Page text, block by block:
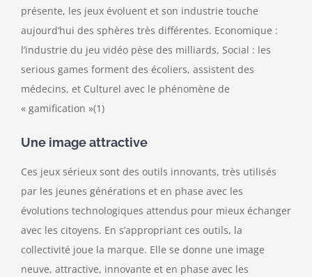
présente, les jeux évoluent et son industrie touche
aujourd’hui des sphères très différentes. Economique :
l’industrie du jeu vidéo pèse des milliards, Social : les
serious games forment des écoliers, assistent des
médecins, et Culturel avec le phénomène de
« gamification »(1)
Une image attractive
Ces jeux sérieux sont des outils innovants, très utilisés
par les jeunes générations et en phase avec les
évolutions technologiques attendus pour mieux échanger
avec les citoyens. En s’appropriant ces outils, la
collectivité joue la marque. Elle se donne une image
neuve, attractive, innovante et en phase avec les